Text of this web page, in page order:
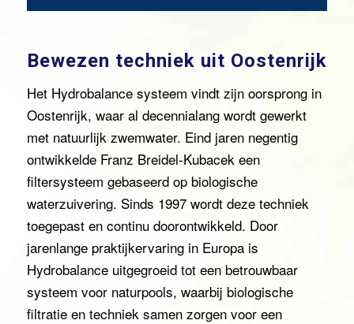
Bewezen techniek uit Oostenrijk
Het Hydrobalance systeem vindt zijn oorsprong in
Oostenrijk, waar al decennialang wordt gewerkt
met natuurlijk zwemwater. Eind jaren negentig
ontwikkelde Franz Breidel-Kubacek een
filtersysteem gebaseerd op biologische
waterzuivering. Sinds 1997 wordt deze techniek
toegepast en continu doorontwikkeld. Door
jarenlange praktijkervaring in Europa is
Hydrobalance uitgegroeid tot een betrouwbaar
systeem voor naturpools, waarbij biologische
filtratie en techniek samen zorgen voor een